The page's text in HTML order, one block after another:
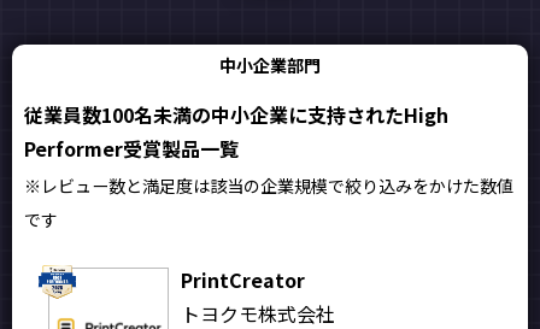
中小企業部門
従業員数100名未満の中小企業に支持されたHigh
Performer受賞製品一覧
※レビュー数と満足度は該当の企業規模で絞り込みをかけた数値
です
PrintCreator
トヨクモ株式会社